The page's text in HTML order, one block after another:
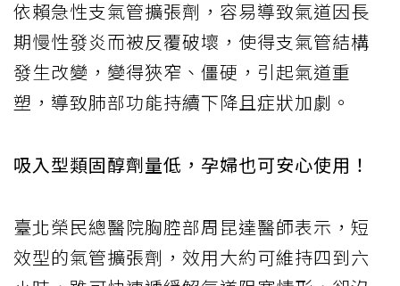
依賴急性支氣管擴張劑，容易導致氣道因長
期慢性發炎而被反覆破壞，使得支氣管結構
發生改變，變得狹窄、僵硬，引起氣道重
塑，導致肺部功能持續下降且症狀加劇。
吸入型類固醇劑量低，孕婦也可安心使用！
臺北榮民總醫院胸腔部周昆達醫師表示，短
效型的氣管擴張劑，效用大約可維持四到六